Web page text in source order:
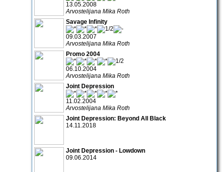
13.05.2008
Arvostelijana Mika Roth
Savage Infinity
09.03.2007
Arvostelijana Mika Roth
Promo 2004
06.10.2004
Arvostelijana Mika Roth
Joint Depression
11.02.2004
Arvostelijana Mika Roth
Joint Depression: Beyond All Black
14.11.2018
Joint Depression - Lowdown
09.06.2014